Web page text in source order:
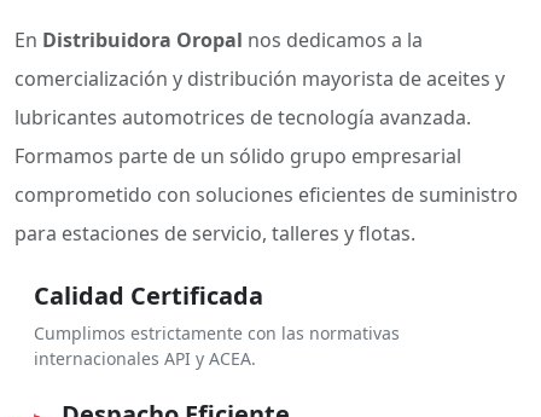
En Distribuidora Oropal nos dedicamos a la
comercialización y distribución mayorista de aceites y
lubricantes automotrices de tecnología avanzada.
Formamos parte de un sólido grupo empresarial
comprometido con soluciones eficientes de suministro
para estaciones de servicio, talleres y flotas.
Calidad Certificada
Cumplimos estrictamente con las normativas
internacionales API y ACEA.